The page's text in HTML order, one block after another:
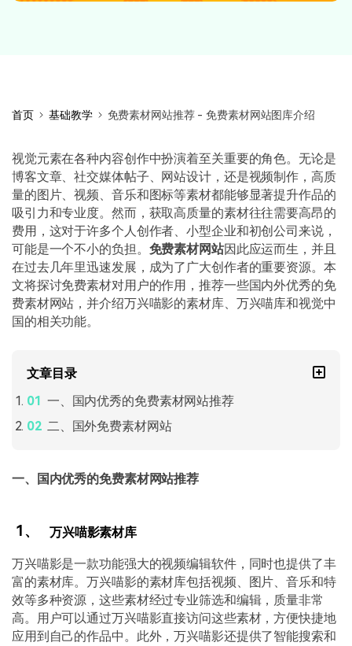
首页 基础教学 免费素材网站推荐 - 免费素材网站图库介绍
视觉元素在各种内容创作中扮演着至关重要的角色。无论是
博客文章、社交媒体帖子、网站设计，还是视频制作，高质
量的图片、视频、音乐和图标等素材都能够显著提升作品的
吸引力和专业度。然而，获取高质量的素材往往需要高昂的
费用，这对于许多个人创作者、小型企业和初创公司来说，
可能是一个不小的负担。 免费素材网站因此应运而生，并且
在过去几年里迅速发展，成为了广大创作者的重要资源。本
文将探讨免费素材对用户的作用，推荐一些国内外优秀的免
费素材网站，并介绍万兴喵影的素材库、万兴喵库和视觉中
国的相关功能。
文章目录
一、国内优秀的免费素材网站推荐
二、国外免费素材网站
一、国内优秀的免费素材网站推荐
1、 万兴喵影素材库
万兴喵影是一款功能强大的视频编辑软件，同时也提供了丰
富的素材库。万兴喵影的素材库包括视频、图片、音乐和特
效等多种资源，这些素材经过专业筛选和编辑，质量非常
高。用户可以通过万兴喵影直接访问这些素材，方便快捷地
应用到自己的作品中。此外，万兴喵影还提供了智能搜索和